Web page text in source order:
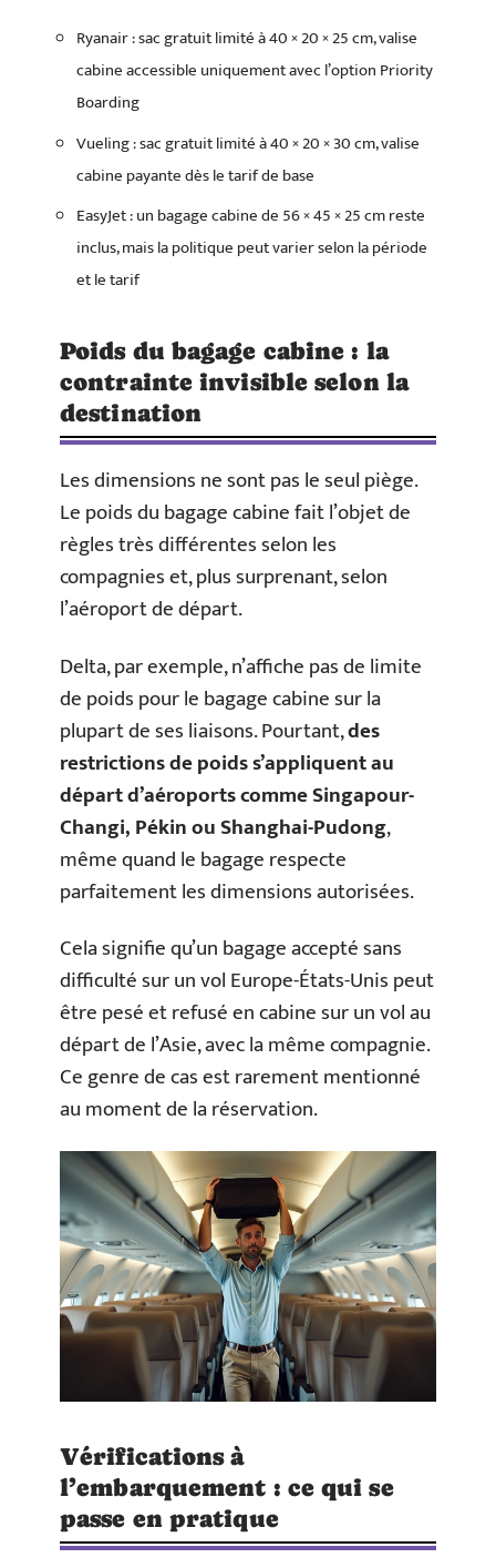
Ryanair : sac gratuit limité à 40 × 20 × 25 cm, valise
cabine accessible uniquement avec l’option Priority
Boarding
Vueling : sac gratuit limité à 40 × 20 × 30 cm, valise
cabine payante dès le tarif de base
EasyJet : un bagage cabine de 56 × 45 × 25 cm reste
inclus, mais la politique peut varier selon la période
et le tarif
Poids du bagage cabine : la
contrainte invisible selon la
destination
Les dimensions ne sont pas le seul piège.
Le poids du bagage cabine fait l’objet de
règles très différentes selon les
compagnies et, plus surprenant, selon
l’aéroport de départ.
Delta, par exemple, n’affiche pas de limite
de poids pour le bagage cabine sur la
plupart de ses liaisons. Pourtant,des
restrictions de poids s’appliquent au
départ d’aéroports comme Singapour-
Changi, Pékin ou Shanghai-Pudong,
même quand le bagage respecte
parfaitement les dimensions autorisées.
Cela signifie qu’un bagage accepté sans
difficulté sur un vol Europe-États-Unis peut
être pesé et refusé en cabine sur un vol au
départ de l’Asie, avec la même compagnie.
Ce genre de cas est rarement mentionné
au moment de la réservation.
Vérifications à
l’embarquement : ce qui se
passe en pratique